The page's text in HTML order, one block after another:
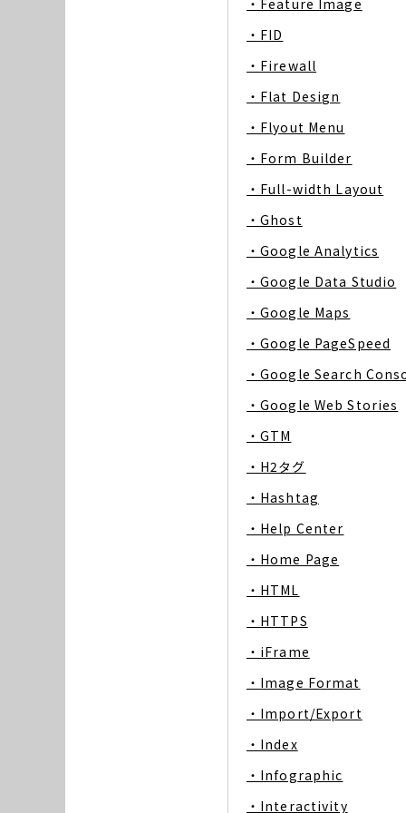
・Feature Image
・FID
・Firewall
・Flat Design
・Flyout Menu
・Form Builder
・Full-width Layout
・Ghost
・Google Analytics
・Google Data Studio
・Google Maps
・Google PageSpeed
・Google Search
・Google Web Stories
・GTM
・H2タグ
・Hashtag
・Help Center
・Home Page
・HTML
・HTTPS
・iFrame
・Image Format
・Import/Export
・Index
・Infographic
・Interactivity